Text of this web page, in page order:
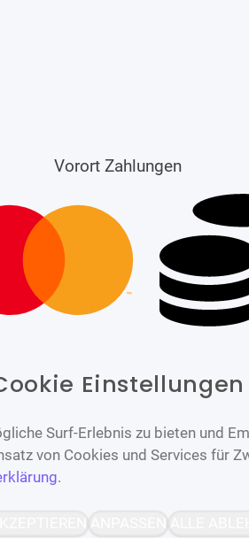
Vorort Zahlungen
Bereitgestellt von
Einstellungen
Surf-Erlebnis zu bieten und
von Cookies und Services für
.
ANPASSEN ALLE